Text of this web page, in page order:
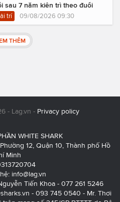
sau 7 năm kiên trì theo đuổi
trí 09/08/2026 09:30
THÊM
- Lag.vn - Privacy policy
WHITE SHARK
12, Quận 10, Thành phố Hồ
Minh
info@lag.vn
Tiến Khoa - 077 261 5246
- 093 745 0540 - Mr. Thơi